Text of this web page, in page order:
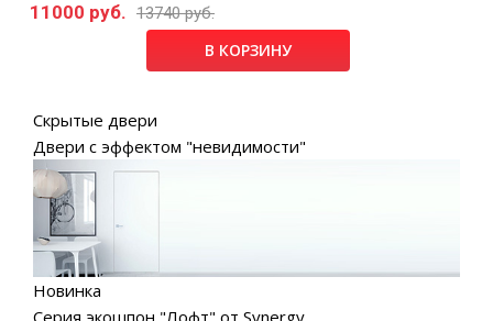
11000 руб. 13740 руб.
В КОРЗИНУ
Скрытые двери
Двери с эффектом "невидимости"
Новинка
Серия экошпон "Лофт" от Synergy